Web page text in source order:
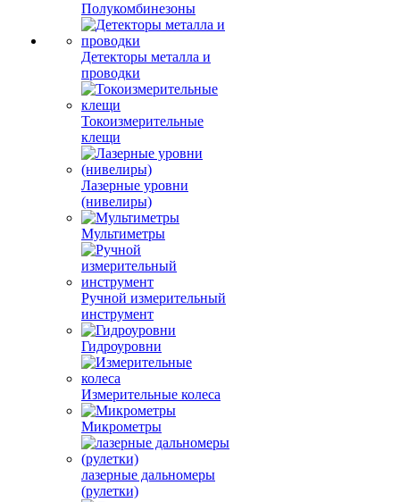
Полукомбинезоны
Детекторы металла и
проводки
Токоизмерительные
клещи
Лазерные уровни
(нивелиры)
Мультиметры
Ручной измерительный
инструмент
Гидроуровни
Измерительные колеса
Микрометры
лазерные дальномеры
(рулетки)